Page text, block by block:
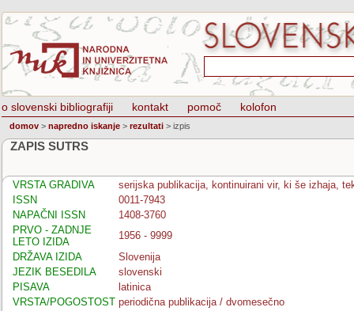
o slovenski bibliografiji kontakt pomoč kolofon
domov > napredno iskanje > rezultati > izpis
ZAPIS SUTRS
VRSTA GRADIVA
serijska publikacija, kontinuirani vir, ki še izhaja,
ISSN
0011-7943
NAPAČNI ISSN
1408-3760
PRVO - ZADNJE
LETO IZIDA
1956 - 9999
DRŽAVA IZIDA
Slovenija
JEZIK BESEDILA
slovenski
PISAVA
latinica
VRSTA/POGOSTOST periodična publikacija / dvomesečno